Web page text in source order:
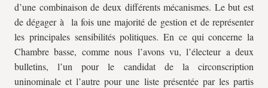
d’une combinaison de deux différents mécanismes. Le but est
de dégager à la fois une majorité de gestion et de représenter
les principales sensibilités politiques. En ce qui concerne la
Chambre basse, comme nous l’avons vu, l’électeur a deux
bulletins, l’un pour le candidat de la circonscription
uninominale et l’autre pour une liste présentée par les partis